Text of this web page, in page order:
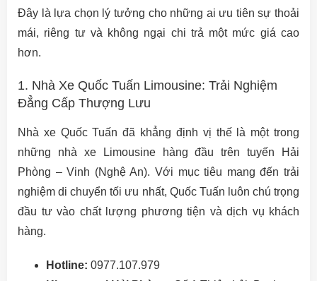
Đây là lựa chọn lý tưởng cho những ai ưu tiên sự thoải
mái, riêng tư và không ngại chi trả một mức giá cao
hơn.
1. Nhà Xe Quốc Tuấn Limousine: Trải Nghiệm
Đẳng Cấp Thượng Lưu
Nhà xe Quốc Tuấn đã khẳng định vị thế là một trong
những nhà xe Limousine hàng đầu trên tuyến Hải
Phòng – Vinh (Nghệ An). Với mục tiêu mang đến trải
nghiệm di chuyển tối ưu nhất, Quốc Tuấn luôn chú trọng
đầu tư vào chất lượng phương tiện và dịch vụ khách
hàng.
Hotline: 0977.107.979